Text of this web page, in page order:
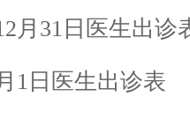
月31日医生出诊
1日医生出诊表